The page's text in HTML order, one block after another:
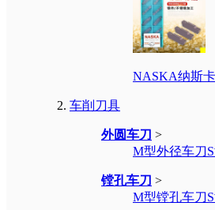
NASKA纳斯
车削刀具
外圆车刀 >
M型外径车刀
镗孔车刀 >
M型镗孔车刀